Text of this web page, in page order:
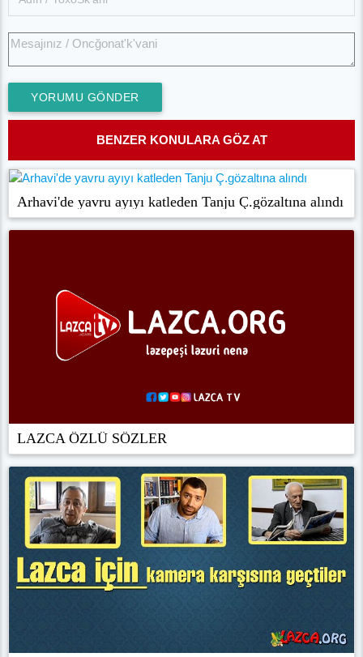
YORUMU GÖNDER
BENZER KONULARA GÖZ AT
Arhavi'de yavru ayıyı katleden Tanju Ç.gözaltına alındı
LAZCA ÖZLÜ SÖZLER